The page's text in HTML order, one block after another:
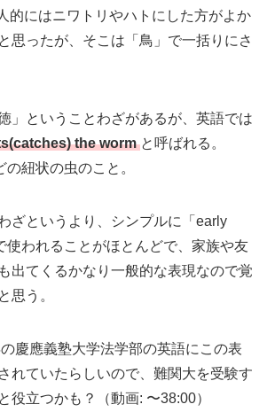
的にはニワトリやハトにした方がよか
思ったが、そこは「鳥」で一括りにさ
」ということわざがあるが、英語では
the wormと呼ばれる。
紐状の虫のこと。
ざというより、シンプルに「early
使われることがほとんどで、家族や友
出てくるかなり一般的な表現なので覚
思う。
慶應義塾大学法学部の英語にこの表
れていたらしいので、難関大を受験す
役立つかも？（動画: 〜38:00）